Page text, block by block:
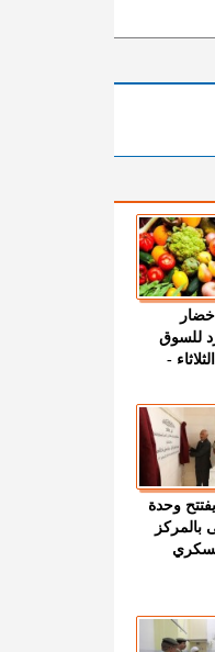
خضار
للسوق
-
وحدة